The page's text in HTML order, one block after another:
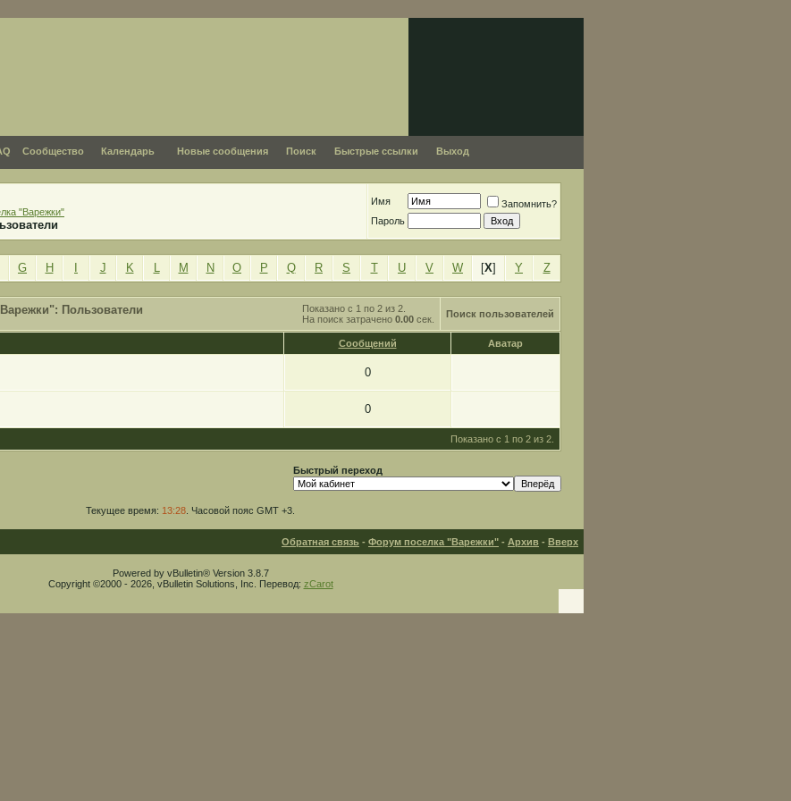
Сообщество Календарь Новые сообщения Поиск Быстрые ссылки Выход
"Варежки"
Имя
Запомнить?
Пароль
G H J K L M N O P Q R S T U V W [X] Y Z
Показано с 1 по 2 из 2.
На поиск затрачено 0.00 сек.
Пользователи Поиск пользователей
Сообщений Аватар
0
0
Показано с 1 по 2 из 2.
Быстрый переход
Текущее время: 13:28 . Часовой пояс GMT +3.
Обратная связь - Форум поселка "Варежки" - Архив - Вверх
Powered by vBulletin® Version 3.8.7
Copyright ©2000 - 2026, vBulletin Solutions, Inc. Перевод: zCarot